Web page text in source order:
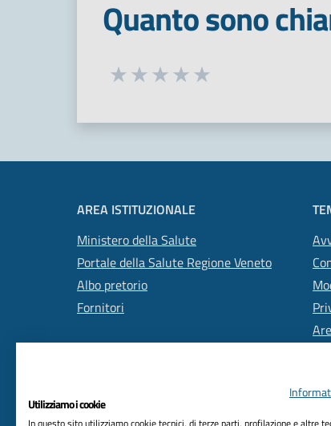
Quanto sono
Seleziona una valutazione da
AREA ISTITUZIONALE
Ministero della Salute
Portale della Salute Regione Veneto
Albo pretorio
Fornitori
Utilizziamo i cookie